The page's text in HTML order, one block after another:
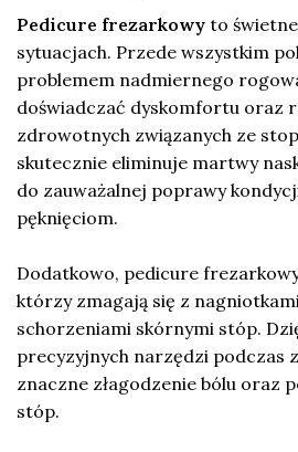
Pedicure frezarkowy to
sytuacjach. Przede wszystkim
problemem nadmiernego
doświadczać dyskomfortu oraz
zdrowotnych związanych ze
skutecznie eliminuje martwy
do zauważalnej poprawy
pęknięciom.
Dodatkowo, pedicure
którzy zmagają się z
schorzeniami skórnymi stóp.
precyzyjnych narzędzi podczas
znaczne złagodzenie bólu oraz
stóp.